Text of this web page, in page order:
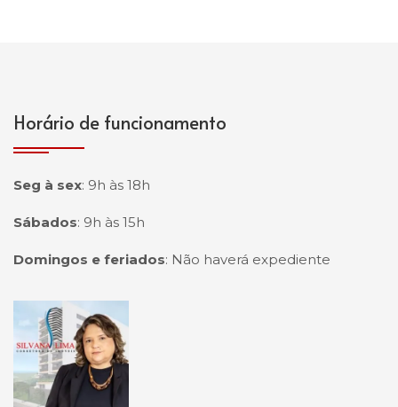
Horário de funcionamento
Seg à sex: 9h às 18h
Sábados: 9h às 15h
Domingos e feriados: Não haverá expediente
Página inicial